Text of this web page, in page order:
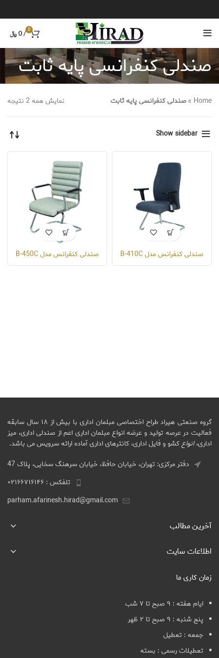
0
/
0 ﷼
صندلی کنفرانسی پایه ثابت
Home
» صندلی کنفرانسی پایه ثابت نمایش همه 2 نتیجه
Show sidebar
صندلی کنفرانس مدل B-410C صندلی کنفرانس مدل B-450C
گروه صنعتی هیراد طراح اختصاصی مبلمان اداری با بیش از ۱۸ سال سابقه
فعالیت در عرصه تولید و عرضه انواع مبلمان اداری اعم از صندلی اداری، میز
اداری،انواعکشو و فایل اداری، کانترهای اداری آماده ارائه سرویس می باشد.
دفتر مرکزی: تهران، خیابان حافظ، خیابان سرهنگ سخایی، پلاک 47
تلفکس : ۰۲۱۶۶۷۱۶۱۴۶
parham.afarinesh.hirad@gmail.com
آخرین مطالب
اطلاعات سایت
زمان کاری ما
ایام هفته : ۹ صبح تا ۷ شب
پنج شنبه : ۹ صبح تا ۲ ظهر
جمعه : تعطیل
تعطیلات رسمی : بسته